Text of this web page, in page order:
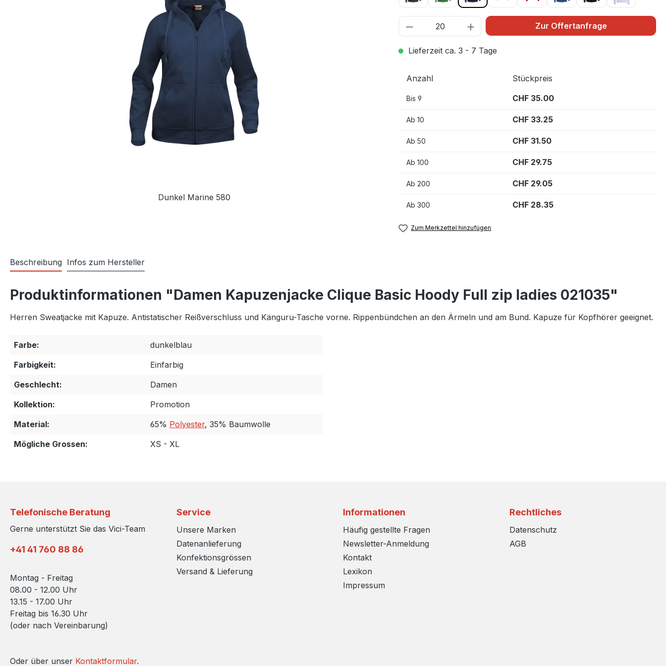
Dunkel Marine 580
Zur Offertanfrage
Lieferzeit ca. 3 - 7 Tage
Anzahl Stückpreis
Bis 9 CHF 35.00
Ab 10 CHF 33.25
Ab 50 CHF 31.50
Ab 100 CHF 29.75
Ab 200 CHF 29.05
Ab 300 CHF 28.35
Zum Merkzettel hinzufügen
Beschreibung Infos zum Hersteller
Produktinformationen "Damen Kapuzenjacke Clique Basic Hoody Full zip ladies 021035"
Herren Sweatjacke mit Kapuze. Antistatischer Reißverschluss und Känguru-Tasche vorne. Rippenbündchen an den Ärmeln und am Bund. Kapuze für Kopfhörer geeignet.
Farbe:
dunkelblau
Farbigkeit:
Einfarbig
Geschlecht:
Damen
Kollektion:
Promotion
Material:
65% Polyester, 35% Baumwolle
Mögliche Grossen:
XS - XL
Telefonische Beratung
Gerne unterstützt Sie das Vici-Team
+41 41 760 88 86
Montag - Freitag
08.00 - 12.00 Uhr
13.15 - 17.00 Uhr
Freitag bis 16.30 Uhr
(oder nach Vereinbarung)
Oder über unser Kontaktformular.
Service
Unsere Marken
Datenanlieferung
Konfektionsgrössen
Versand & Lieferung
Informationen
Häufig gestellte Fragen
Newsletter-Anmeldung
Kontakt
Lexikon
Impressum
Rechtliches
Datenschutz
AGB